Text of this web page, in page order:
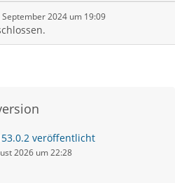
September 2024 um 19:09
veröffentlicht
2026 um 22:28